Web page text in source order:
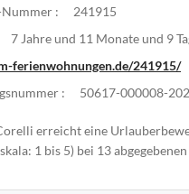
:
241915
7 Jahre und 11 Monate und 9
ferienwohnungen.de/241915/
:
50617-000008-
erreicht eine
1 bis 5) bei 13